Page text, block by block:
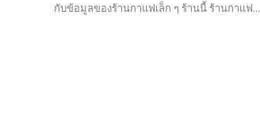
กับข้อมูลของร้านกาแฟเล็ก ๆ ร้านนี้ ร้านกาแฟ...